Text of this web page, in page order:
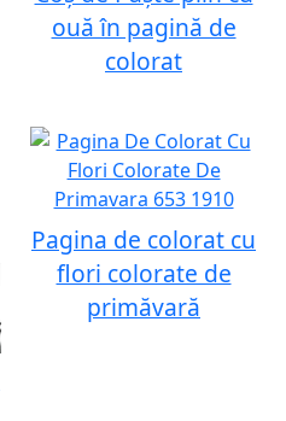
ouă în pagină de
colorat
Pagina de colorat cu
flori colorate de
primăvară